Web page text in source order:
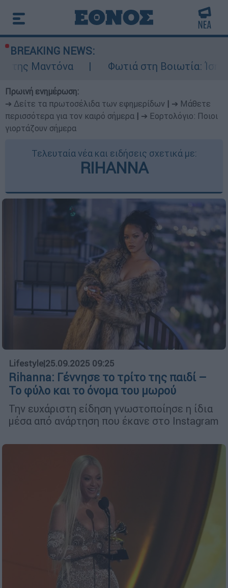
BREAKING NEWS:
Φωτιά στη Βοιωτία: Ίση με έξι
Πρωινή ενημέρωση:
➔ Δείτε τα πρωτοσέλιδα των εφημερίδων
➔ Μάθετε
περισσότερα για τον καιρό σήμερα
➔ Εορτολόγιο: Ποιοι
γιορτάζουν σήμερα
Τελευταία νέα και ειδήσεις σχετικά με:
RIHANNA
Lifestyle|25.09.2025 09:25
Rihanna: Γέννησε το τρίτο της παιδί –
Το φύλο και το όνομα του μωρού
Την ευχάριστη είδηση γνωστοποίησε η ίδια
μέσα από ανάρτηση που έκανε στο Instagram